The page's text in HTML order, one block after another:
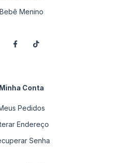
Bebê Menino
Minha Conta
Pedidos
Endereço
Senha